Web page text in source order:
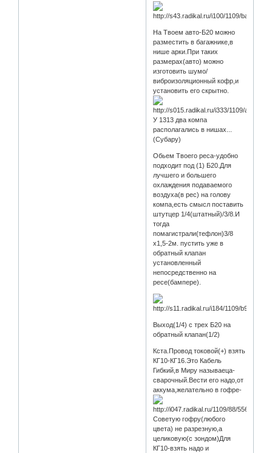
На Твоем авто-Б20 можно
разместить в багажнике,в
нише арки.При таких
размерах(авто) можно
изготовить шумо/
виброизоляционный кофр,и
установить его скрытно.
У 1313 два компа
располагались в нишах...
(Субару)
Обьем Твоего реса-удобно
подходит под (1) Б20.Для
лучшего и большего
охлаждения подаваемого
воздуха(в рес) на голову
компа,есть смысл поставить
штутцер 1/4(штатный)/3/8.И
тогда
помагистрали(тефлон)3/8
х1,5-2м. пустить уже в
обратный клапан
установленный
непосредственно на
ресе(бампере).
Выход(1/4) с трех Б20 на
обратный клапан(1/2)
Кста.Провод токовой(+) взять
КГ10-КГ16.Это Кабель
Гибкий,в Миру называеца-
сварочный.Вести его надо,от
аккума,желательно в гофре-
Советую гофру(любого
цвета) не разрезную,а
целиковую(с зондом)Для
КГ10-взять надо и